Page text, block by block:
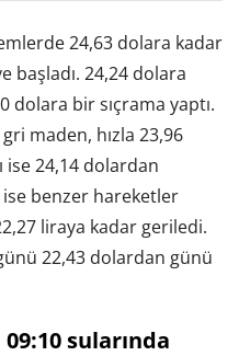
24,63 dolara kadar
başladı. 24,24 dolara
dolara bir sıçrama yaptı.
maden, hızla 23,96
ise 24,14 dolardan
benzer hareketler
liraya kadar geriledi.
22,43 dolardan günü
09:10 sularında